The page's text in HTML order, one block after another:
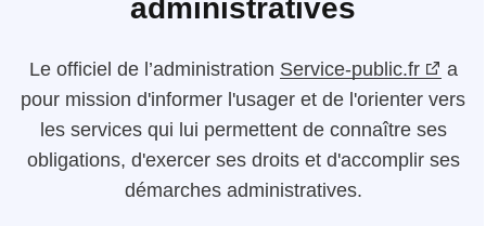
administratives
Le officiel de l’administration Service-public.fr
a
pour mission d'informer l'usager et de l'orienter vers
les services qui lui permettent de connaître ses
obligations, d'exercer ses droits et d'accomplir ses
démarches administratives.